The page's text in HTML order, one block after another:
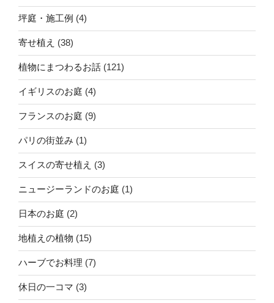
坪庭・施工例 (4)
寄せ植え (38)
植物にまつわるお話 (121)
イギリスのお庭 (4)
フランスのお庭 (9)
パリの街並み (1)
スイスの寄せ植え (3)
ニュージーランドのお庭 (1)
日本のお庭 (2)
地植えの植物 (15)
ハーブでお料理 (7)
休日の一コマ (3)